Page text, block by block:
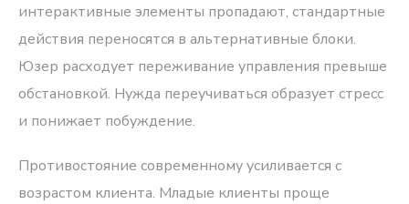
интерактивные элементы пропадают, стандартные
действия переносятся в альтернативные блоки.
Юзер расходует переживание управления превыше
обстановкой. Нужда переучиваться образует стресс
и понижает побуждение.
Противостояние современному усиливается с
возрастом клиента. Младые клиенты проще